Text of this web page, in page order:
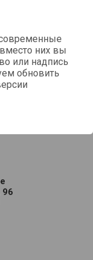
них вы
или надпись
обновить
StormX
96